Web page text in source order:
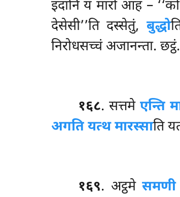
इदानि यं मारो आह –
देसेसी’’ति दस्सेतुं, बुद्धो
निरोधसच्चं अजानन्ता. छट्ठं.
१६८. सत्तमेएन्ति
अगति यत्थ मारस्साति
१६९. अट्ठमेसमणी